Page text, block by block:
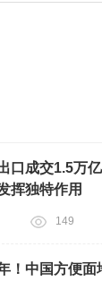
口成交1.5万
挥独特作用
149
！中国方便面